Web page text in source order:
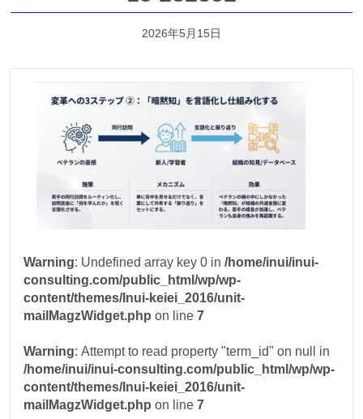
2026年5月15日
Warning : Undefined array key 0 in/home/inui/inui-
consulting.com/public_html/wp/wp-
content/themes/Inui-keiei_2016/unit-
mailMagzWidget.php on line7
Warning : Attempt to read property "term_id" on null in
/home/inui/inui-consulting.com/public_html/wp/wp-
content/themes/Inui-keiei_2016/unit-
mailMagzWidget.php on line7